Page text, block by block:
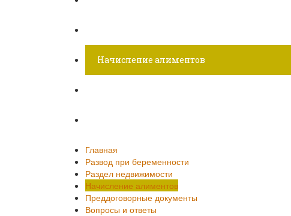
Начисление алиментов
Главная
Развод при беременности
Раздел недвижимости
Начисление алиментов
Преддоговорные документы
Вопросы и ответы